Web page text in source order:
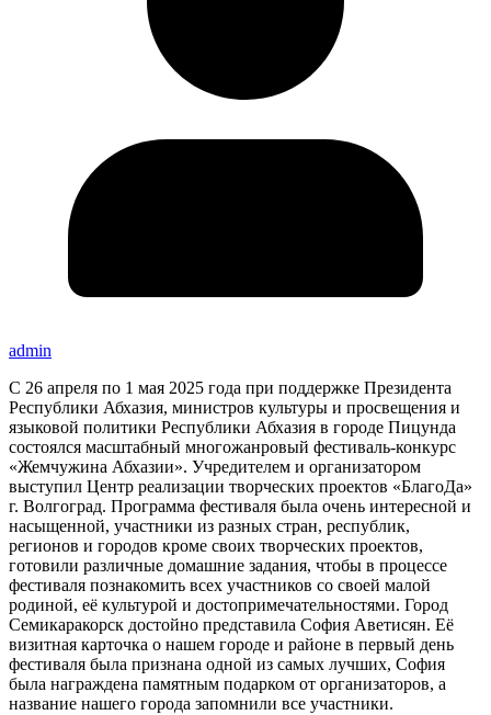
admin
С 26 апреля по 1 мая 2025 года при поддержке Президента
Республики Абхазия, министров культуры и просвещения и
языковой политики Республики Абхазия в городе Пицунда
состоялся масштабный многожанровый фестиваль-конкурс
«Жемчужина Абхазии». Учредителем и организатором
выступил Центр реализации творческих проектов «БлагоДа»
г. Волгоград. Программа фестиваля была очень интересной и
насыщенной, участники из разных стран, республик,
регионов и городов кроме своих творческих проектов,
готовили различные домашние задания, чтобы в процессе
фестиваля познакомить всех участников со своей малой
родиной, её культурой и достопримечательностями. Город
Семикаракорск достойно представила София Аветисян. Её
визитная карточка о нашем городе и районе в первый день
фестиваля была признана одной из самых лучших, София
была награждена памятным подарком от организаторов, а
название нашего города запомнили все участники.